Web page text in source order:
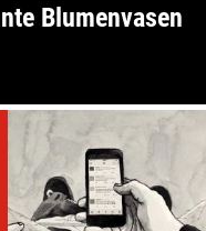
Blumenvasen